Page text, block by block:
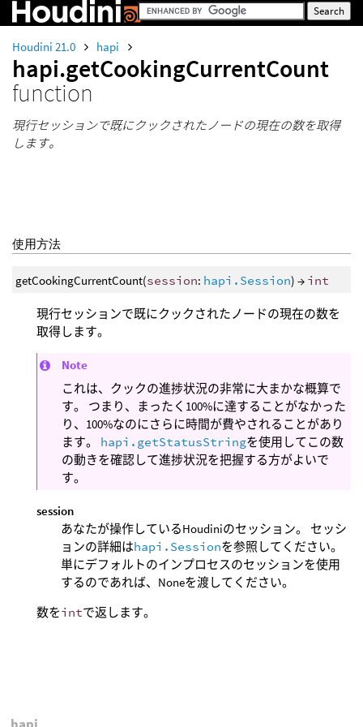
Houdini 21.0 hapi
hapi.getCookingCurrentCount
function
現行セッションで既にクックされたノードの現在の数を取得
します。
使用方法
getCookingCurrentCount(session: hapi.Session) → int
現行セッションで既にクックされたノードの現在の数を
取得します。
Note
これは、クックの進捗状況の非常に大まかな概算で
す。 つまり、まったく100%に達することがなかった
り、100%なのにさらに時間が費やされることがあり
ます。 hapi.getStatusStringを使用してこの数
の動きを確認して進捗状況を把握する方がよいで
す。
session
あなたが操作しているHoudiniのセッション。 セッシ
ョンの詳細はhapi.Sessionを参照してください。
単にデフォルトのインプロセスのセッションを使用
するのであれば、Noneを渡してください。
数をintで返します。